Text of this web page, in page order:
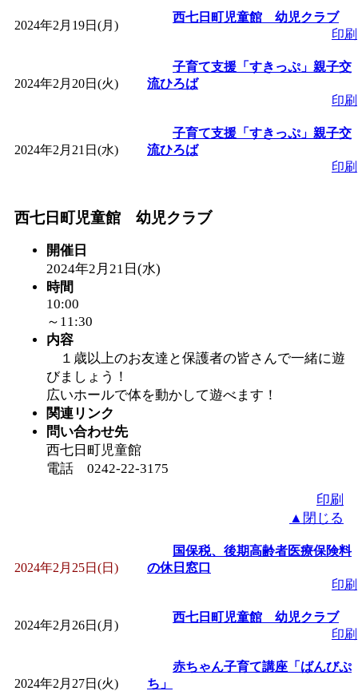
「みなづる号乗車体
de 健康づくり」」 受
2024年2月19日(月)
西七日町児童館 幼児クラブ
印刷
2024年2月20日(火)
子育て支援「すきっぷ」親子交
流ひろば
印刷
2024年2月21日(水)
子育て支援「すきっぷ」親子交
流ひろば
印刷
西七日町児童館 幼児クラブ
開催日
2024年2月21日(水)
時間
10:00
～11:30
内容
１歳以上のお友達と保護者の皆さんで一緒に遊
びましょう！
広いホールで体を動かして遊べます！
関連リンク
問い合わせ先
西七日町児童館
電話 0242-22-3175
印刷
▲閉じる
2024年2月25日(日)
国保税、後期高齢者医療保険料
の休日窓口
印刷
2024年2月26日(月)
西七日町児童館 幼児クラブ
印刷
2024年2月27日(火)
赤ちゃん子育て講座「ばんびぷ
ち」